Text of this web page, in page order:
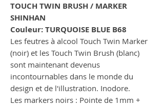
TOUCH TWIN BRUSH / MARKER
SHINHAN
Couleur: TURQUOISE BLUE B68
Les feutres à alcool Touch Twin Marker
(noir) et les Touch Twin Brush (blanc)
sont maintenant devenus
incontournables dans le monde du
design et de l'illustration. Inodore.
Les markers noirs : Pointe de 1mm +